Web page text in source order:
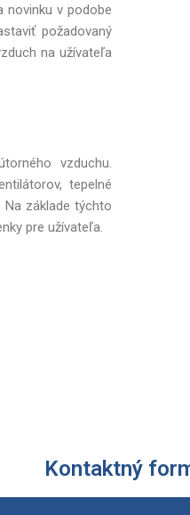
novinku v podobe
požadovaný
na užívateľa
vzduchu.
tepelné
základe týchto
pre užívateľa.
Kontaktný